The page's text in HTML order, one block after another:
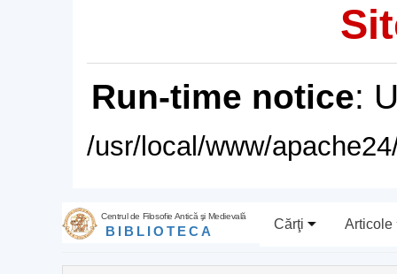
Run-time notice:
/usr/local/www/
Centrul de Filosofie Antică şi Medievală
BIBLIOTECA Cărţi Articole